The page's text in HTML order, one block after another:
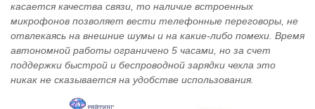
касается качества связи, то наличие встроенных
микрофонов позволяет вести телефонные переговоры, не
отвлекаясь на внешние шумы и на какие-либо помехи. Время
автономной работы ограничено 5 часами, но за счет
поддержки быстрой и беспроводной зарядки чехла это
никак не сказывается на удобстве использования.